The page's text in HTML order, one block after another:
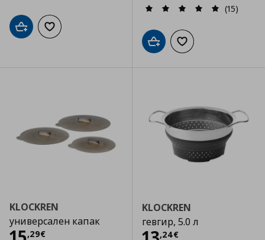
Добави в кошницата
Добави към списъка с любими
(15)
Добави в кошницата
Добави към
KLOCKREN
универсален капак
,29€
KLOCKREN
гевгир, 5.0 л
,24€